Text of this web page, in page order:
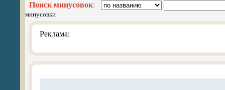
Поиск минусовок:
минусовки
Реклама: